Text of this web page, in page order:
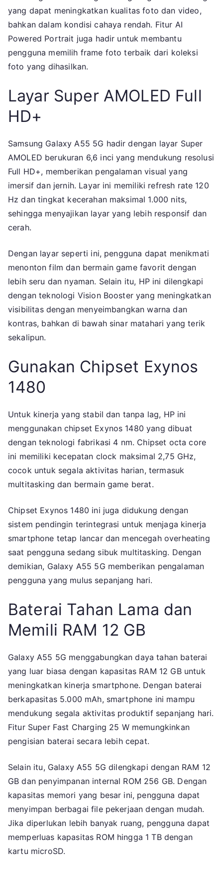
yang dapat meningkatkan kualitas foto dan video,
bahkan dalam kondisi cahaya rendah. Fitur AI
Powered Portrait juga hadir untuk membantu
pengguna memilih frame foto terbaik dari koleksi
foto yang dihasilkan.
Layar Super AMOLED Full
HD+
Samsung Galaxy A55 5G hadir dengan layar Super
AMOLED berukuran 6,6 inci yang mendukung resolusi
Full HD+, memberikan pengalaman visual yang
imersif dan jernih. Layar ini memiliki refresh rate 120
Hz dan tingkat kecerahan maksimal 1.000 nits,
sehingga menyajikan layar yang lebih responsif dan
cerah.
Dengan layar seperti ini, pengguna dapat menikmati
menonton film dan bermain game favorit dengan
lebih seru dan nyaman. Selain itu, HP ini dilengkapi
dengan teknologi Vision Booster yang meningkatkan
visibilitas dengan menyeimbangkan warna dan
kontras, bahkan di bawah sinar matahari yang terik
sekalipun.
Gunakan Chipset Exynos
1480
Untuk kinerja yang stabil dan tanpa lag, HP ini
menggunakan chipset Exynos 1480 yang dibuat
dengan teknologi fabrikasi 4 nm. Chipset octa core
ini memiliki kecepatan clock maksimal 2,75 GHz,
cocok untuk segala aktivitas harian, termasuk
multitasking dan bermain game berat.
Chipset Exynos 1480 ini juga didukung dengan
sistem pendingin terintegrasi untuk menjaga kinerja
smartphone tetap lancar dan mencegah overheating
saat pengguna sedang sibuk multitasking. Dengan
demikian, Galaxy A55 5G memberikan pengalaman
pengguna yang mulus sepanjang hari.
Baterai Tahan Lama dan
Memili RAM 12 GB
Galaxy A55 5G menggabungkan daya tahan baterai
yang luar biasa dengan kapasitas RAM 12 GB untuk
meningkatkan kinerja smartphone. Dengan baterai
berkapasitas 5.000 mAh, smartphone ini mampu
mendukung segala aktivitas produktif sepanjang hari.
Fitur Super Fast Charging 25 W memungkinkan
pengisian baterai secara lebih cepat.
Selain itu, Galaxy A55 5G dilengkapi dengan RAM 12
GB dan penyimpanan internal ROM 256 GB. Dengan
kapasitas memori yang besar ini, pengguna dapat
menyimpan berbagai file pekerjaan dengan mudah.
Jika diperlukan lebih banyak ruang, pengguna dapat
memperluas kapasitas ROM hingga 1 TB dengan
kartu microSD.